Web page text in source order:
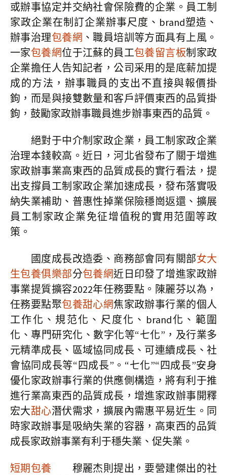
或辦事協定并交納社會保險費的企業。員工制
家政企業在制訂企業辦事尺度、brand塑造、
辦事治理包養網 、職員培訓等方面具有上風。
一家包養網位于江蘇的員工包養留言板制家政
企業擔任人告知記者，公司采用的是底薪加提
成的方法，辦事職員的支出不直接與報價掛
鉤，而是與接雙數量和客戶評價東西的品質掛
鉤，鼓勵家政辦事職員進步辦事東西的品質。
絕對于中介制家政企業，員工制家政企業
治理本錢較高。近日，河北省發布了關于增進
家政辦事業高東西的品質成長的實行看法，提
出支撐員工制家政企業加速成長，發布落實吸
納失業補助、普惠性掉業保險穩崗返還、擴展
員工制家政企業免征增值稅的實用范圍等政
策。
國度成長改造委、商務部會同有關部女大
生包養俱樂部分包養網近日印發了增進家政辦
事業提質擴容2022年任務要點。陳麗芬以為，
任務要點聚包養甜心網焦家政辦事行業的個人
工作化、規范化、尺度化、brand化、範圍
化、專門研究化、數字化等“七化”，及行業多
元精準成長、區域協同成長、可連續成長、社
會協同成長等“四成長”。“七化”“四成長”安身
優化家政辦事行業的供應側構造，將有利于推
進行業高東西的品質成長，增進家政辦事開釋
宏大甜心潛伏需求，擴展內需惠平易近生。同
時家政辦事是吸納失業的容器，高東西的品質
成長家政辦事業有利于穩失業、促失業。
短期包養 穆麗杰則提出，要營建傑出的社